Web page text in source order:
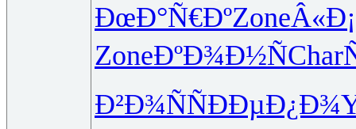
ÐœÐ°Ñ€ÐºZone
ZoneÐºÐ¾Ð½ÑChar
Ð²Ð¾ÑÑÐÐµÐ¿Ð¾